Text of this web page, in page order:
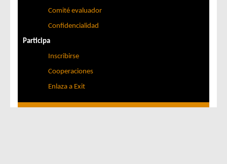
Comité evaluador
Confidencialidad
Participa
Inscribirse
Cooperaciones
Enlaza a Exit